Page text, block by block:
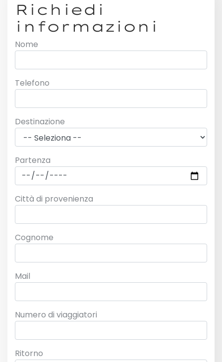
Richiedi
informazioni
Nome
Telefono
Destinazione
Partenza
Città di provenienza
Cognome
Mail
Numero di viaggiatori
Ritorno